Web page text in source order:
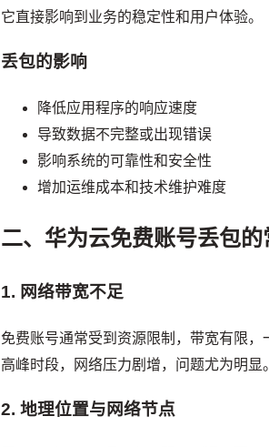
它直接影响到业务的稳定性和用户体验。
丢包的影响
降低应用程序的响应速度
导致数据不完整或出现错误
影响系统的可靠性和安全性
增加运维成本和技术维护难度
二、华为云免费账号丢包的
1. 网络带宽不足
免费账号通常受到资源限制，带宽有限
高峰时段，网络压力剧增，问题尤为明显。
2. 地理位置与网络节点